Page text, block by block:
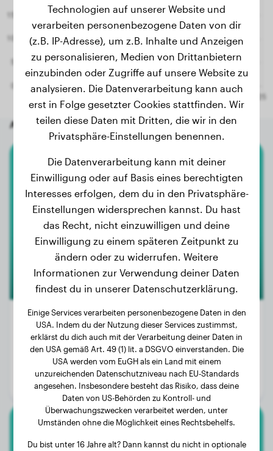
Andere zufällige Hunde
Boxer
ASLAN
Gewicht:
8 kg
2 Jahre, 5 Monate
Geschlecht:
Rüde
Technologien auf unserer Website und
verarbeiten personenbezogene Daten von dir
(z.B. IP-Adresse), um z.B. Inhalte und Anzeigen
zu personalisieren, Medien von Drittanbietern
einzubinden oder Zugriffe auf unsere Website zu
analysieren. Die Datenverarbeitung kann auch
erst in Folge gesetzter Cookies stattfinden. Wir
teilen diese Daten mit Dritten, die wir in den
Privatsphäre-Einstellungen benennen.
Die Datenverarbeitung kann mit deiner
Einwilligung oder auf Basis eines berechtigten
Interesses erfolgen, dem du in den Privatsphäre-
Einstellungen widersprechen kannst. Du hast
das Recht, nicht einzuwilligen und deine
Einwilligung zu einem späteren Zeitpunkt zu
ändern oder zu widerrufen. Weitere
Informationen zur Verwendung deiner Daten
findest du in unserer Datenschutzerklärung.
Einige Services verarbeiten personenbezogene Daten in den
USA. Indem du der Nutzung dieser Services zustimmst,
erklärst du dich auch mit der Verarbeitung deiner Daten in
den USA gemäß Art. 49 (1) lit. a DSGVO einverstanden. Die
USA werden vom EuGH als ein Land mit einem
unzureichenden Datenschutzniveau nach EU-Standards
angesehen. Insbesondere besteht das Risiko, dass deine
Daten von US-Behörden zu Kontroll- und
Überwachungszwecken verarbeitet werden, unter
Umständen ohne die Möglichkeit eines Rechtsbehelfs.
Du bist unter 16 Jahre alt? Dann kannst du nicht in optionale